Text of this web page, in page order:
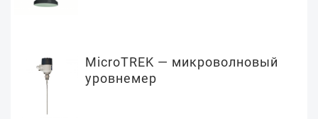
MicroTREK — микроволновый
уровнемер